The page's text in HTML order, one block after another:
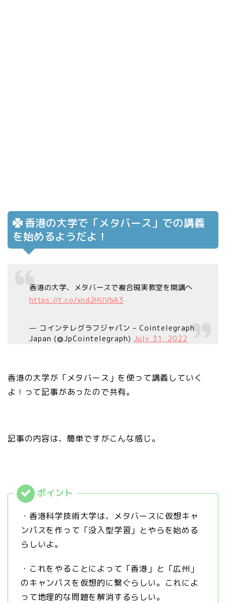
香港の大学で「メタバース」での講義
を始めるようだよ！
香港の大学、メタバースで複合現実教室を開講へ
https://t.co/xnd2HUVbA3
— コインテレグラフジャパン – Cointelegraph
Japan (@JpCointelegraph)July 31, 2022
香港の大学が「メタバース」を使って講義していく
よ！って記事があったので共有。
記事の内容は、簡単ですがこんな感じ。
・香港科学技術大学は、メタバースに仮想キャ
ンパスを作って「没入型学習」とやらを始める
らしいよ。
・これをやることによって「香港」と「広州」
のキャンパスを仮想的に繋ぐらしい。これによ
って地理的な問題を解消するらしい。